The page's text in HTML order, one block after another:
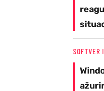
SOFTVER